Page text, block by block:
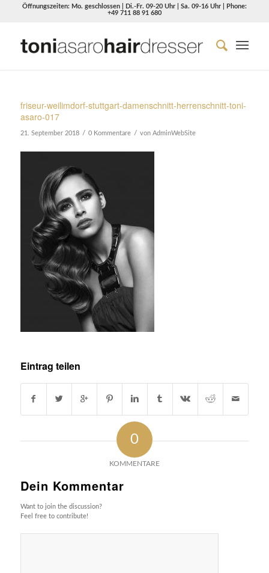
Öffnungszeiten: Mo. geschlossen | Di.-Fr. 09-20 Uhr | Sa. 09-16 Uhr | Phone:
+49 711 88 91 680
friseur-weilimdorf-stuttgart-damenschnitt-herrenschnitt-toni-
asaro-017
21. September 2018 / 0 Kommentare / von AdminWebSite
Eintrag teilen
0
KOMMENTARE
Dein Kommentar
Want to join the discussion?
Feel free to contribute!